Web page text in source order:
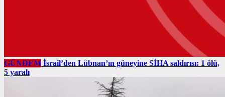
GÜNDEM İsrail’den Lübnan’ın güneyine SİHA saldırısı: 1 ölü,
5 yaralı